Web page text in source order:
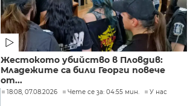
Жестокото убийство в Пловдив:
Младежите са били Георги повече
от...
18:08, 07.08.2026 Чете се за: 04:55 мин. У нас